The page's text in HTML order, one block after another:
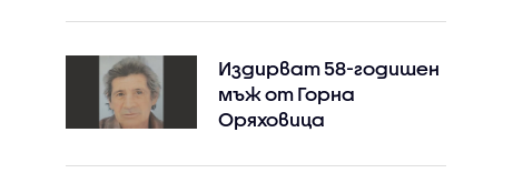
Издирват 58-годишен
мъж от Горна
Оряховица